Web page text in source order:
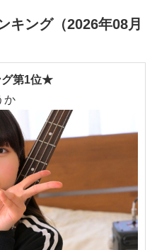
キング（2026年08月
第1位★
か